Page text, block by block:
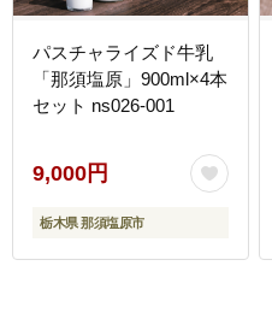
パスチャライズド牛乳
「那須塩原」900ml×4本
セット ns026-001
9,000円
栃木県 那須塩原市